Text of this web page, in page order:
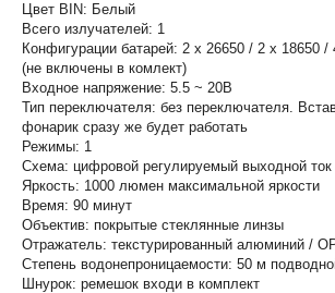
Цвет BIN: Белый
Всего излучателей: 1
Конфигурации батарей: 2 х 26650 / 2 х 18650 /
(не включены в комлект)
Входное напряжение: 5.5 ~ 20В
Тип переключателя: без переключателя.
фонарик сразу же будет работать
Режимы: 1
Схема: цифровой регулируемый выходной ток
Яркость: 1000 люмен максимальной яркости
Время: 90 минут
Объектив: покрытые стеклянные линзы
Отражатель: текстурированный алюминий /
Степень водонепроницаемости: 50 м
Шнурок: ремешок входи в комплект